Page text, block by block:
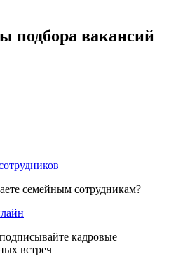
подбора вакансий
семейным сотрудникам?
кадровые
встреч